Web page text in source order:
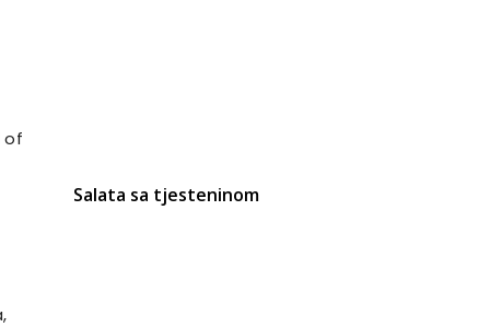
of
Salata sa tjesteninom